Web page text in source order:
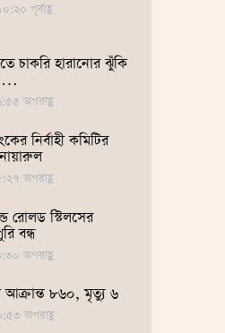
পূর্বাহ্ণ
চাকরি হারানোর ঝুঁকি
:…
অপরাহ্ণ
নির্বাহী কমিটির
অপরাহ্ণ
স্টিলসের
বন্ধ
অপরাহ্ণ
আক্রান্ত ৮৬০, মৃত্যু ৬
অপরাহ্ণ